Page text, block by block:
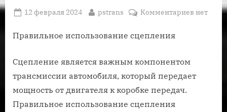
Posted
12 февраля 2024 By
pstrans Комментариевкнет
Правильное использование сцепления
Сцепление является важным компонентом
трансмиссии автомобиля, который передает
мощность от двигателя к коробке передач.
Правильное использование сцепления